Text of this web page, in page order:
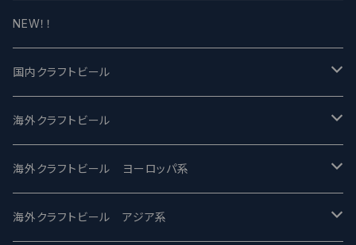
NEW！！
国内クラフトビール
UCHU BREWING -うちゅうブルーイング
バテレ -VERTERE
2nd Story Ale Works -セカンドストーリー
海外クラフトビール
Modern Times モダンタイムズ
Maui マウイ
海外クラフトビール ヨーロッパ系
UnBarred -アンバード
海外クラフトビール アジア系